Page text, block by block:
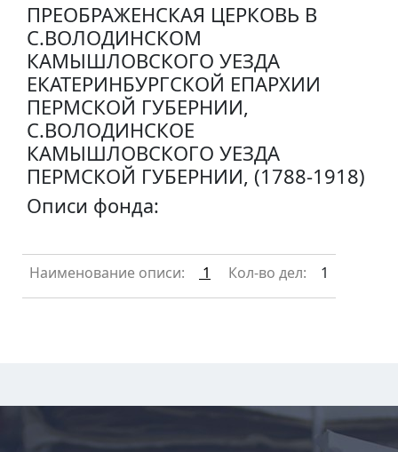
ПРЕОБРАЖЕНСКАЯ ЦЕРКОВЬ В
С.ВОЛОДИНСКОМ
КАМЫШЛОВСКОГО УЕЗДА
ЕКАТЕРИНБУРГСКОЙ ЕПАРХИИ
ПЕРМСКОЙ ГУБЕРНИИ,
С.ВОЛОДИНСКОЕ
КАМЫШЛОВСКОГО УЕЗДА
ПЕРМСКОЙ ГУБЕРНИИ, (1788-1918)
Описи фонда:
Наименование описи: 1 Кол-во дел: 1